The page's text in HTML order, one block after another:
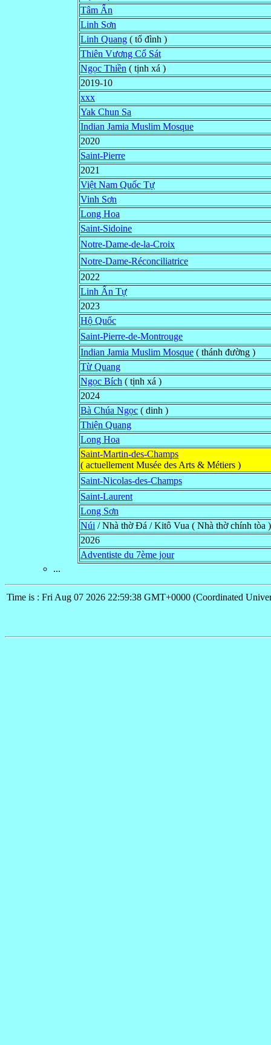
Tâm Ấn
Linh Sơn
Linh Quang ( tổ đình )
Thiên Vương Cổ Sát
Ngọc Thiền ( tịnh xá )
2019-10
xxx
Yak Chun Sa
Indian Jamia Muslim Mosque
2020
Saint-Pierre
2021
Việt Nam Quốc Tự
Vinh Sơn
Long Hoa
Saint-Sidoine
Notre-Dame-de-la-Croix
Notre-Dame-Réconciliatrice
2022
Linh Ẩn Tự
2023
Hộ Quốc
Saint-Pierre-de-Montrouge
Indian Jamia Muslim Mosque ( thánh đường )
Từ Quang
Ngọc Bích ( tịnh xá )
2024
Bà Chúa Ngọc ( dinh )
Thiện Quang
Long Hoa
Saint-Martin-des-Champs
( actuellement Musée des Arts & Métiers )
Saint-Nicolas-des-Champs
Saint-Laurent
Long Sơn
Núi / Nhà thờ Ðá / Kitô Vua ( Nhà thờ chính tòa )
2026
Adventiste du 7ème jour
...
Time is : Fri Aug 07 2026 22:59:38 GMT+0000 (Coordinated